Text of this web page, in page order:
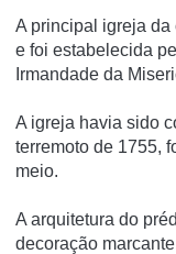
A principal igreja da
e foi estabelecida
Irmandade da
A igreja havia sido
terremoto de 1755,
meio.
A arquitetura do
decoração